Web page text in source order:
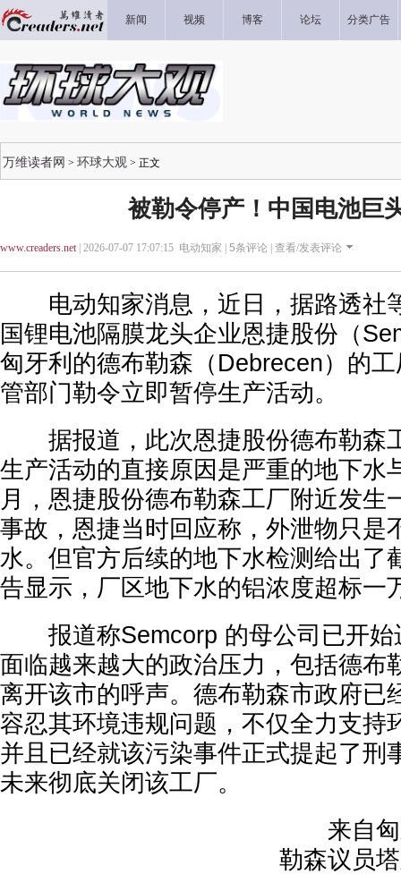
新闻 视频 博客 论坛 分类广告
万维读者网 > 环球大观 > 正文
被勒令停产！中国电池巨
www.creaders.net| 2026-07-07 17:07:15 电动知家 | 5条评论 | 查看/发表评论
电动知家消息，近日，据路透社
国锂电池隔膜龙头企业恩捷股份（
匈牙利的德布勒森（Debrecen）的
管部门勒令立即暂停生产活动。
据报道，此次恩捷股份德布勒森
生产活动的直接原因是严重的地下水
月，恩捷股份德布勒森工厂附近发生
事故，恩捷当时回应称，外泄物只是
水。但官方后续的地下水检测给出了
告显示，厂区地下水的铝浓度超标一
报道称Semcorp 的母公司已开始
面临越来越大的政治压力，包括德布
离开该市的呼声。德布勒森市政府已
容忍其环境违规问题，不仅全力支持
并且已经就该污染事件正式提起了刑
未来彻底关闭该工厂。
来自匈
勒森议员